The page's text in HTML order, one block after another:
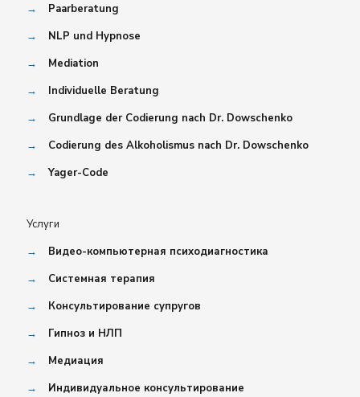
→
Paarberatung
→
NLP und Hypnose
→
Mediation
→
Individuelle Beratung
→
Grundlage der Codierung nach Dr. Dowschenko
→
Codierung des Alkoholismus nach Dr. Dowschenko
→
Yager-Code
Услуги
→
Видео-компьютерная психодиагностика
→
Системная терапия
→
Консультирование супругов
→
Гипноз и НЛП
→
Медиация
→
Индивидуальное консультирование